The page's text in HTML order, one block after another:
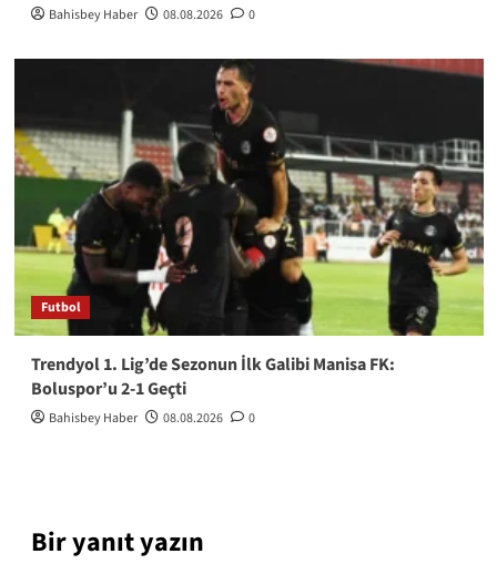
Bahisbey Haber 08.08.2026 0
Futbol
Trendyol 1. Lig’de Sezonun İlk Galibi Manisa FK:
Boluspor’u 2-1 Geçti
Bahisbey Haber 08.08.2026 0
Bir yanıt yazın